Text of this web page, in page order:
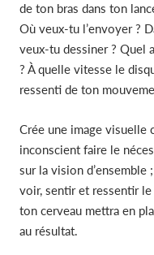
de ton bras dans ton
Où veux-tu l’envoyer ?
veux-tu dessiner ? Quel
? À quelle vitesse le
ressenti de ton
Crée une image visuelle
inconscient faire le
sur la vision
voir, sentir et ressentir le
ton cerveau mettra en
au résultat.